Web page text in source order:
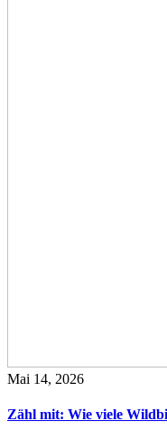
Mai 14, 2026
Zähl mit: Wie viele